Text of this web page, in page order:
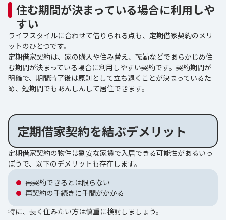
住む期間が決まっている場合に利用しや
すい
ライフスタイルに合わせて借りられる点も、定期借家契約のメリ
ットのひとつです。
定期借家契約は、家の購入や住み替え、転勤などであらかじめ住
む期間が決まっている場合に利用しやすい契約です。契約期間が
明確で、期間満了後は原則として立ち退くことが決まっているた
め、短期間でもあんしんして居住できます。
定期借家契約を結ぶデメリット
定期借家契約の物件は割安な家賃で入居できる可能性があるいっ
ぽうで、以下のデメリットも存在します。
再契約できるとは限らない
再契約の手続きに手間がかかる
特に、長く住みたい方は慎重に検討しましょう。